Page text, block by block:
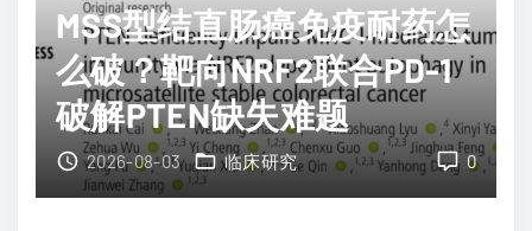
利
尤
单
抗
3
年
癌
药
？
两
大
临
MSS型结直肠癌免疫耐药怎
么破？靶向NRF2联合PD-1
破解PTEN缺失难题
0
2026-08-03 临床研究